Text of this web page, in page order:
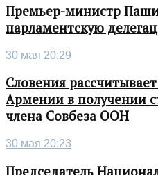
Премьер-министр
парламентскую
30 мая 20:29
Словения
Армении в получении
члена Совбеза ООН
30 мая 20:23
Председатель